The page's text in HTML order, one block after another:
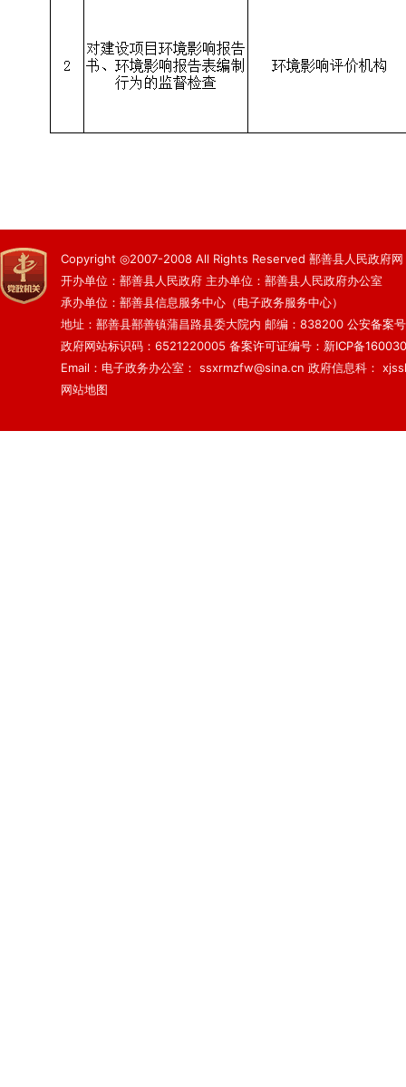
Copyright ◎2007-2008 All Rights Reserved 鄯善县人民政府网
开办单位：鄯善县人民政府 主办单位：鄯善县人民政府办公室
承办单位：鄯善县信息服务中心（电子政务服务中心）
地址：鄯善县鄯善镇蒲昌路县委大院内 邮编：838200 公安备案
政府网站标识码：6521220005 备案许可证编号：新ICP备
Email：电子政务办公室： ssxrmzfw@sina.cn 政府信息科：
网站地图